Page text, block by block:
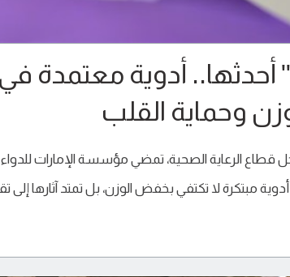
أدوية معتمدة في
وحماية القلب
قطاع الرعاية الصحية، تمضي مؤسسة الإمارات
أدوية مبتكرة لا تكتفي بخفض الوزن، بل تمتد آثارها